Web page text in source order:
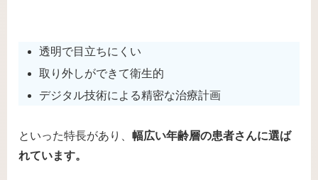
透明で目立ちにくい
取り外しができて衛生的
デジタル技術による精密な治療計画
といった特長があり、 幅広い年齢層の患者さんに選ば
れています。